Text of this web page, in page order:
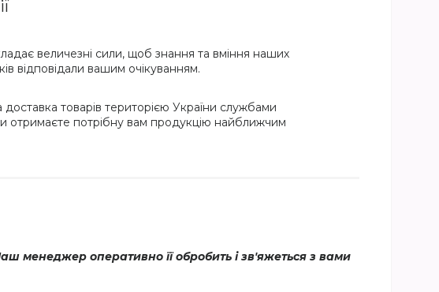
величезні сили, щоб знання та вміння наших
відповідали вашим очікуванням.
товарів територією України службами
отримаєте потрібну вам продукцію найближчим
менеджер оперативно її обробить і зв'яжеться з вами